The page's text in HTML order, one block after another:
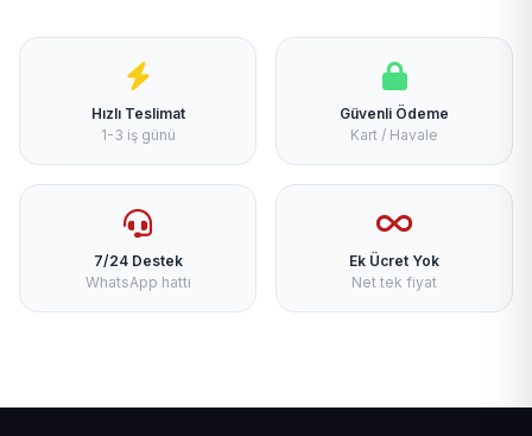
Hızlı Teslimat
1-3 iş günü
Güvenli Ödeme
Kart / Havale
7/24 Destek
WhatsApp hattı
Ek Ücret Yok
Net tek fiyat